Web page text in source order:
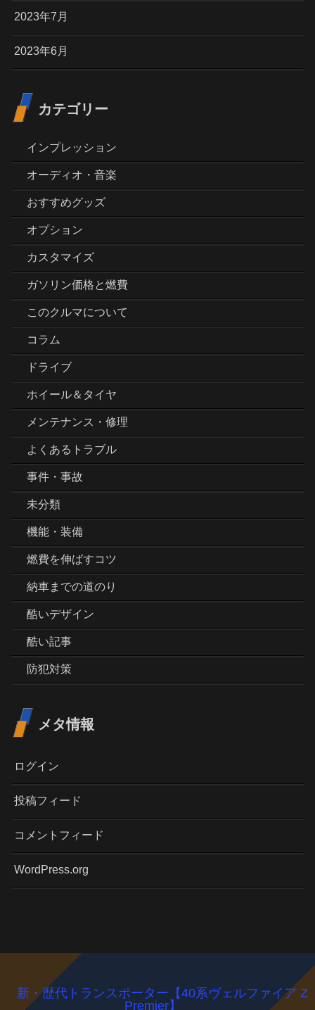
2023年7月
2023年6月
カテゴリー
インプレッション
オーディオ・音楽
おすすめグッズ
オプション
カスタマイズ
ガソリン価格と燃費
このクルマについて
コラム
ドライブ
ホイール＆タイヤ
メンテナンス・修理
よくあるトラブル
事件・事故
未分類
機能・装備
燃費を伸ばすコツ
納車までの道のり
酷いデザイン
酷い記事
防犯対策
メタ情報
ログイン
投稿フィード
コメントフィード
WordPress.org
新・歴代トランスポーター【40系ヴェルファイア Z
Premier】